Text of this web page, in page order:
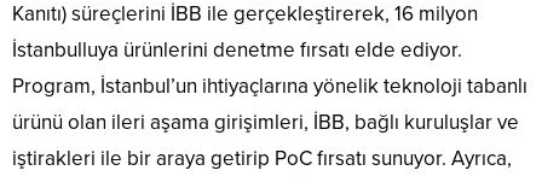
Kanıtı) süreçlerini İBB ile gerçekleştirerek, 16 milyon
İstanbulluya ürünlerini denetme fırsatı elde ediyor.
Program, İstanbul’un ihtiyaçlarına yönelik teknoloji tabanlı
ürünü olan ileri aşama girişimleri, İBB, bağlı kuruluşlar ve
iştirakleri ile bir araya getirip PoC fırsatı sunuyor. Ayrıca,